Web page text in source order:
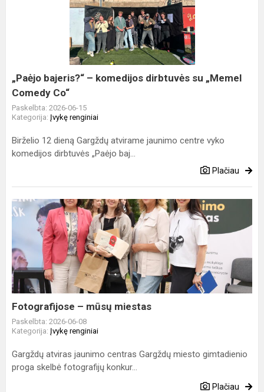
Comedy
Co“
„Paėjo bajeris?“ – komedijos dirbtuvės su „Memel
Comedy Co“
Paskelbta: 2026-06-15
Kategorija: Įvykę renginiai
Birželio 12 dieną Gargždų atvirame jaunimo centre vyko
komedijos dirbtuvės „Paėjo baj...
Plačiau
Fotografijose
–
miestas
Fotografijose – mūsų miestas
Paskelbta: 2026-06-08
Kategorija: Įvykę renginiai
Gargždų atviras jaunimo centras Gargždų miesto gimtadienio
proga skelbė fotografijų konkur...
Plačiau